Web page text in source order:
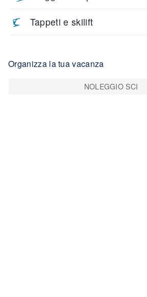
Tappeti e skilift
Organizza la tua vacanza
NOLEGGIO SCI